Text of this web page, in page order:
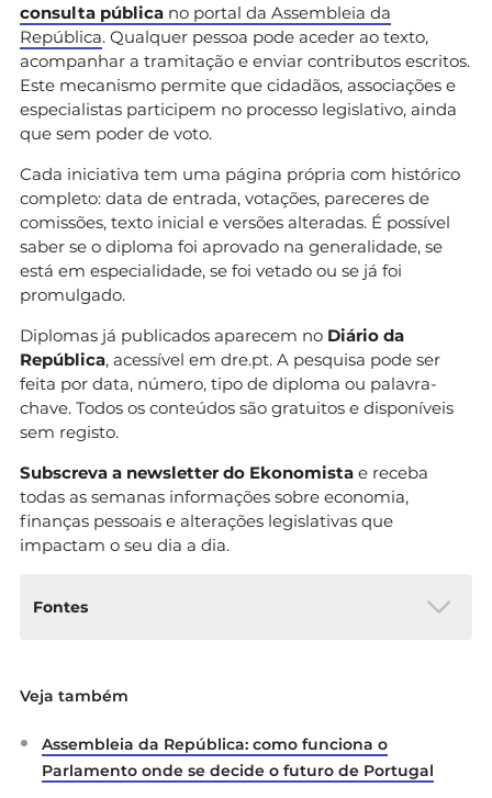
consulta pública no portal da Assembleia da
República. Qualquer pessoa pode aceder ao texto,
acompanhar a tramitação e enviar contributos escritos.
Este mecanismo permite que cidadãos, associações e
especialistas participem no processo legislativo, ainda
que sem poder de voto.
Cada iniciativa tem uma página própria com histórico
completo: data de entrada, votações, pareceres de
comissões, texto inicial e versões alteradas. É possível
saber se o diploma foi aprovado na generalidade, se
está em especialidade, se foi vetado ou se já foi
promulgado.
Diplomas já publicados aparecem no Diário da
República, acessível em dre.pt. A pesquisa pode ser
feita por data, número, tipo de diploma ou palavra-
chave. Todos os conteúdos são gratuitos e disponíveis
sem registo.
Subscreva a newsletter do Ekonomista e receba
todas as semanas informações sobre economia,
finanças pessoais e alterações legislativas que
impactam o seu dia a dia.
Fontes
de 4 de junho
nas/direitoiniciativalegislativa.aspx
Assembleia da República. (2026).Agenda
Veja também
Assembleia da República: como funciona o
Parlamento onde se decide o futuro de Portugal